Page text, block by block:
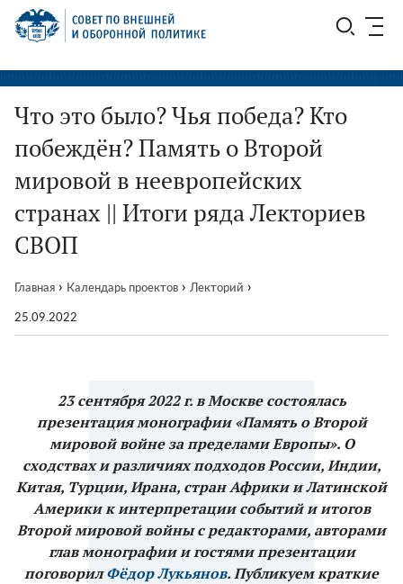
Перейти
СВОП
Что это было? Чья победа? Кто
побеждён? Память о Второй
мировой в неевропейских
странах || Итоги ряда Лекториев
СВОП
Главная › Календарь проектов › Лекторий ›
25.09.2022
23 сентября 2022 г. в Москве состоялась
презентация монографии «Память о Второй
мировой войне за пределами Европы». О
сходствах и различиях подходов России, Индии,
Китая, Турции, Ирана, стран Африки и Латинской
Америки к интерпретации событий и итогов
Второй мировой войны с редакторами, авторами
глав монографии и гостями презентации
поговорилФёдор Лукьянов. Публикуем краткие